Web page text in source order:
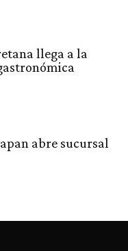
llega a la
abre sucursal